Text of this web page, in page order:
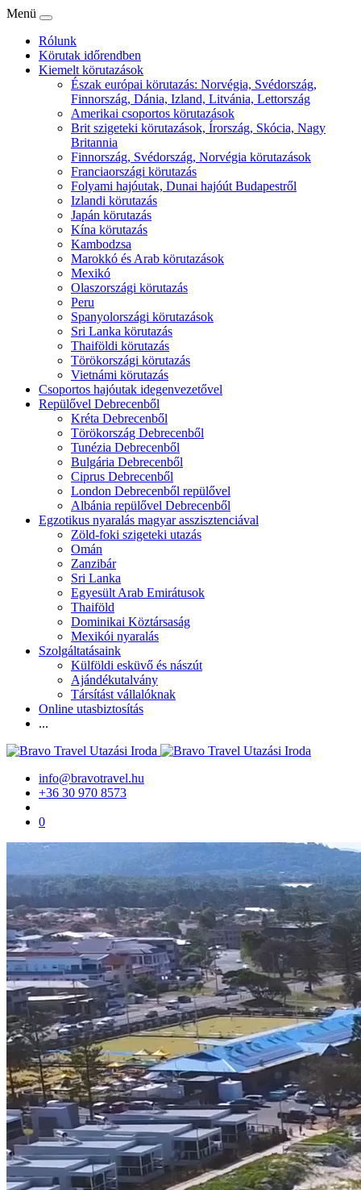
Menü
Rólunk
Körutak időrendben
Kiemelt körutazások
Észak európai körutazás: Norvégia, Svédország,
Finnország, Dánia, Izland, Litvánia, Lettország
Amerikai csoportos körutazások
Brit szigeteki körutazások, Írország, Skócia, Nagy
Britannia
Finnország, Svédország, Norvégia körutazások
Franciaországi körutazás
Folyami hajóutak, Dunai hajóút Budapestről
Izlandi körutazás
Japán körutazás
Kína körutazás
Kambodzsa
Marokkó és Arab körutazások
Mexikó
Olaszországi körutazás
Peru
Spanyolországi körutazások
Sri Lanka körutazás
Thaiföldi körutazás
Törökországi körutazás
Vietnámi körutazás
Csoportos hajóutak idegenvezetővel
Repülővel Debrecenből
Kréta Debrecenből
Törökország Debrecenből
Tunézia Debrecenből
Bulgária Debrecenből
Ciprus Debrecenből
London Debrecenből repülővel
Albánia repülővel Debrecenből
Egzotikus nyaralás magyar asszisztenciával
Zöld-foki szigeteki utazás
Omán
Zanzibár
Sri Lanka
Egyesült Arab Emirátusok
Thaiföld
Dominikai Köztársaság
Mexikói nyaralás
Szolgáltatásaink
Külföldi esküvő és nászút
Ajándékutalvány
Társítást vállalóknak
Online utasbiztosítás
...
info@bravotravel.hu
+36 30 970 8573
0